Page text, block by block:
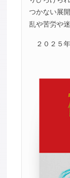
つかない展
乱や苦労や
２０２５